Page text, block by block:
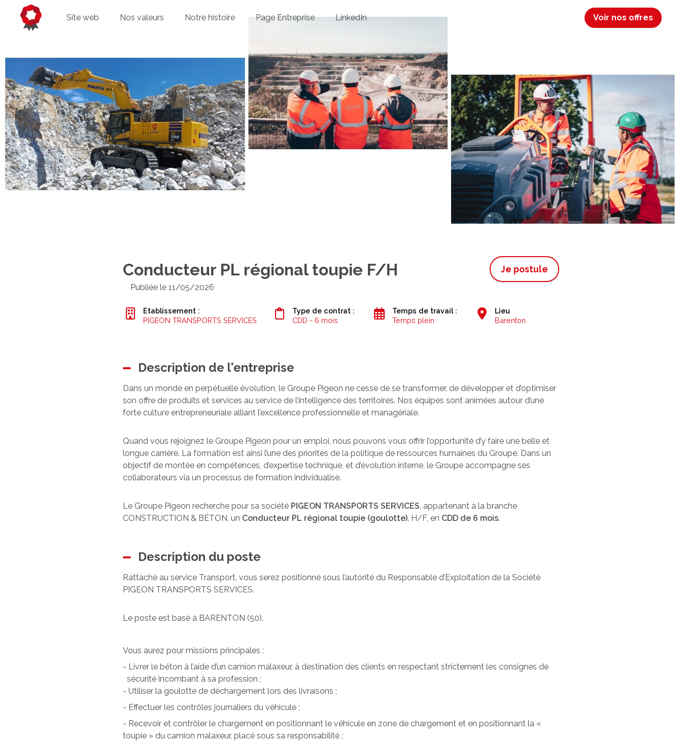
Site web Nos valeurs Notre histoire Page Entreprise LinkedIn Voir nos offres
Conducteur PL régional toupie F/H Je postule
Publiée le 11/05/2026
Etablissement :
PIGEON TRANSPORTS SERVICES
Type de contrat :
CDD - 6 mois
Temps de travail :
Temps plein
Lieu
Barenton
Description de l'entreprise
Dans un monde en perpétuelle évolution, le Groupe Pigeon ne cesse de se transformer, de développer et d’optimiser
son offre de produits et services au service de l’intelligence des territoires. Nos équipes sont animées autour d’une
forte culture entrepreneuriale alliant l’excellence professionnelle et managériale.
Quand vous rejoignez le Groupe Pigeon pour un emploi, nous pouvons vous offrir l’opportunité d’y faire une belle et
longue carrière. La formation est ainsi l’une des priorités de la politique de ressources humaines du Groupe. Dans un
objectif de montée en compétences, d’expertise technique, et d’évolution interne, le Groupe accompagne ses
collaborateurs via un processus de formation individualisé.
Le Groupe Pigeon recherche pour sa société PIGEON TRANSPORTS SERVICES, appartenant à la branche
CONSTRUCTION & BÉTON, un Conducteur PL régional toupie (goulotte), H/F, en CDD de 6 mois.
Description du poste
Rattaché au service Transport, vous serez positionné sous l’autorité du Responsable d’Exploitation de la Société
PIGEON TRANSPORTS SERVICES.
Le poste est basé à BARENTON (50).
Vous aurez pour missions principales :
- Livrer le béton à l’aide d’un camion malaxeur, à destination des clients en respectant strictement les consignes de
sécurité incombant à sa profession ;
- Utiliser la goulotte de déchargement lors des livraisons ;
- Effectuer les contrôles journaliers du véhicule ;
- Recevoir et contrôler le chargement en positionnant le véhicule en zone de chargement et en positionnant la «
toupie » du camion malaxeur, placé sous sa responsabilité ;